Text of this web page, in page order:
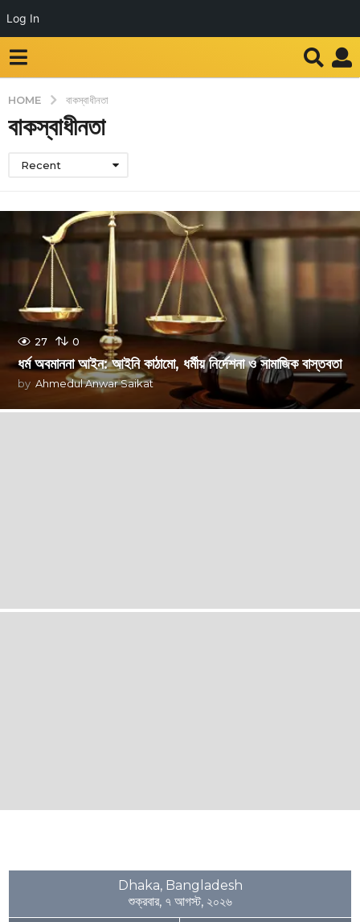
Log In
HOME বাকস্বাধীনতা
বাকস্বাধীনতা
Recent
27 0
ধর্ম অবমাননা আইন: আইনি কাঠামো, ধর্মীয় নির্দেশনা ও সামাজিক বাস্তবতা
by Ahmedul Anwar Saikat
Dhaka, Bangladesh
শুক্রবার, ৭ আগস্ট, ২০২৬